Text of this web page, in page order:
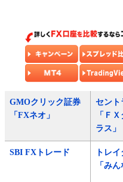
GMOクリック証券
「FXネオ」
セント
「Ｆ
ラス」
SBI FXトレード
トレ
「み